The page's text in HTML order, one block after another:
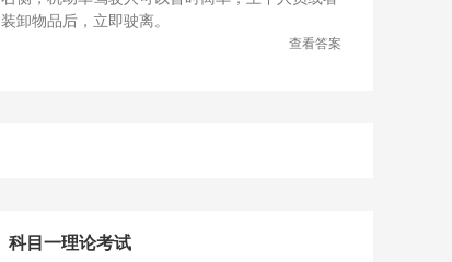
装卸物品后，立即驶离。
查看答案
科目一理论考试